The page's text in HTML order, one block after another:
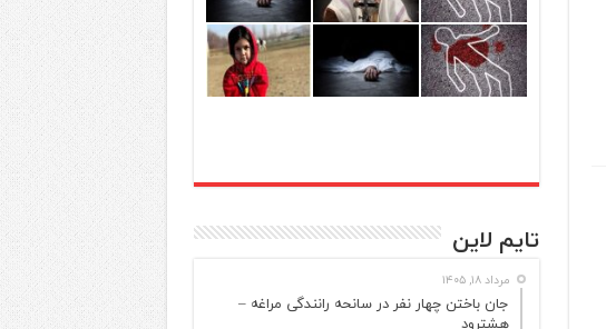
تایم لاین
مرداد ۱۸, ۱۴۰۵
جان باختن چهار نفر در سانحه رانندگی مراغه –
هشترود